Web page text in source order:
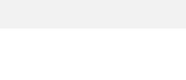
in Hunedoara
in Ilfov